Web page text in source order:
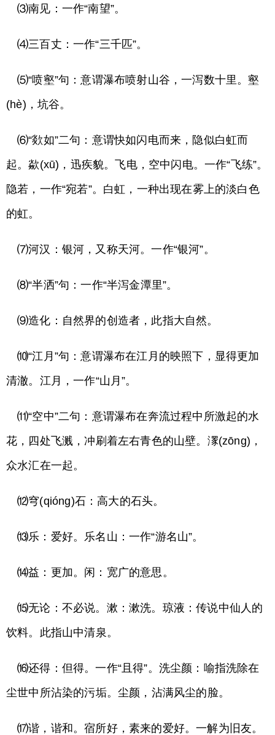
⑶南见：一作“南望”。
⑷三百丈：一作“三千匹”。
⑸“喷壑”句：意谓瀑布喷射山谷，一泻数十里。壑
(hè)，坑谷。
⑹“欻如”二句：意谓快如闪电而来，隐似白虹而
起。歘(xū)，迅疾貌。飞电，空中闪电。一作“飞练”。
隐若，一作“宛若”。白虹，一种出现在雾上的淡白色
的虹。
⑺河汉：银河，又称天河。一作“银河”。
⑻“半洒”句：一作“半泻金潭里”。
⑼造化：自然界的创造者，此指大自然。
⑽“江月”句：意谓瀑布在江月的映照下，显得更加
清澈。江月，一作“山月”。
⑾“空中”二句：意谓瀑布在奔流过程中所激起的水
花，四处飞溅，冲刷着左右青色的山壁。潈(zōng)，
众水汇在一起。
⑿穹(qióng)石：高大的石头。
⒀乐：爱好。乐名山：一作“游名山”。
⒁益：更加。闲：宽广的意思。
⒂无论：不必说。漱：漱洗。琼液：传说中仙人的
饮料。此指山中清泉。
⒃还得：但得。一作“且得”。洗尘颜：喻指洗除在
尘世中所沾染的污垢。尘颜，沾满风尘的脸。
⒄谐，谐和。宿所好，素来的爱好。一解为旧友。